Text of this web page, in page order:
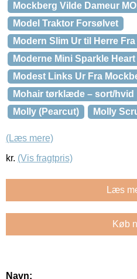
Mockberg Vilde Dameur
Model Traktor Forsølvet
Modern Slim Ur til Herre
Moderne Mini Sparkle
Modest Links Ur Fra
Mohair tørklæde – sort/hvid
Molly (Pearcut)
Molly
(Læs mere)
kr. (Vis fragtpris)
Læs
Køb
Navn: